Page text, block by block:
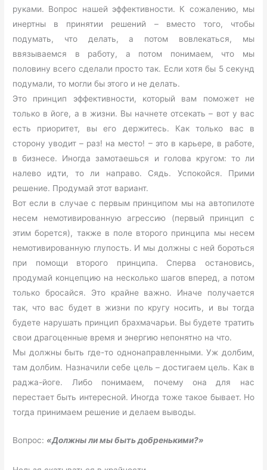
руками. Вопрос нашей эффективности. К сожалению, мы
инертны в принятии решений – вместо того, чтобы
подумать, что делать, а потом вовлекаться, мы
ввязываемся в работу, а потом понимаем, что мы
половину всего сделали просто так. Если хотя бы 5 секунд
подумали, то могли бы этого и не делать.
Это принцип эффективности, который вам поможет не
только в йоге, а в жизни. Вы начнете отсекать – вот у вас
есть приоритет, вы его держитесь. Как только вас в
сторону уводит – раз! на место! – это в карьере, в работе,
в бизнесе. Иногда замотаешься и голова кругом: то ли
налево идти, то ли направо. Сядь. Успокойся. Прими
решение. Продумай этот вариант.
Вот если в случае с первым принципом мы на автопилоте
несем немотивированную агрессию (первый принцип с
этим борется), также в поле второго принципа мы несем
немотивированную глупость. И мы должны с ней бороться
при помощи второго принципа. Сперва остановись,
продумай концепцию на несколько шагов вперед, а потом
только бросайся. Это крайне важно. Иначе получается
так, что вас будет в жизни по кругу носить, и вы тогда
будете нарушать принцип брахмачарьи. Вы будете тратить
свои драгоценные время и энергию непонятно на что.
Мы должны быть где-то однонаправленными. Уж долбим,
там долбим. Назначили себе цель – достигаем цель. Как в
раджа-йоге. Либо понимаем, почему она для нас
перестает быть интересной. Иногда тоже такое бывает. Но
тогда принимаем решение и делаем выводы.
Вопрос: «Должны ли мы быть добренькими?»